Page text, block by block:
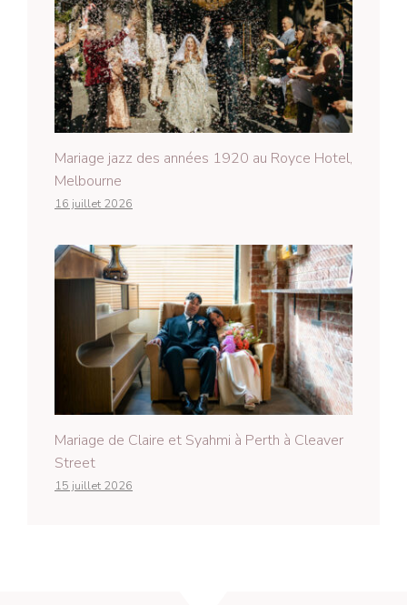
Mariage jazz des années 1920 au Royce Hotel,
Melbourne
16 juillet 2026
Mariage de Claire et Syahmi à Perth à Cleaver
Street
15 juillet 2026